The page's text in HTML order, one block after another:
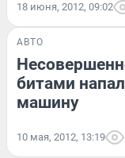
18 июня, 2012, 09:02
АВТО
битами
машину
10 мая, 2012, 13:19